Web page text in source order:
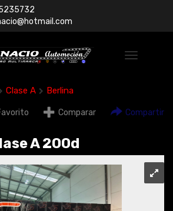
Clase A Berlina
Comparar Compartir
A 200d